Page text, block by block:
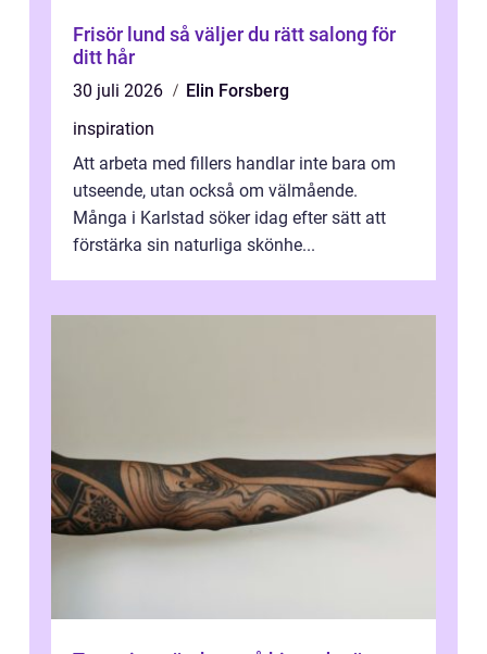
Frisör lund så väljer du rätt salong för
ditt hår
30 juli 2026
Elin Forsberg
inspiration
Att arbeta med fillers handlar inte bara om
utseende, utan också om välmående.
Många i Karlstad söker idag efter sätt att
förstärka sin naturliga skönhe...